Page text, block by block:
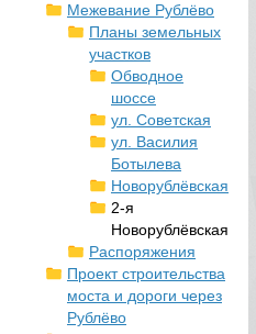
Межевание Рублёво
Планы земельных
участков
Обводное
шоссе
ул. Советская
ул. Василия
Ботылева
Новорублёвская
2-я
Новорублёвская
Распоряжения
Проект строительства
моста и дороги через
Рублёво